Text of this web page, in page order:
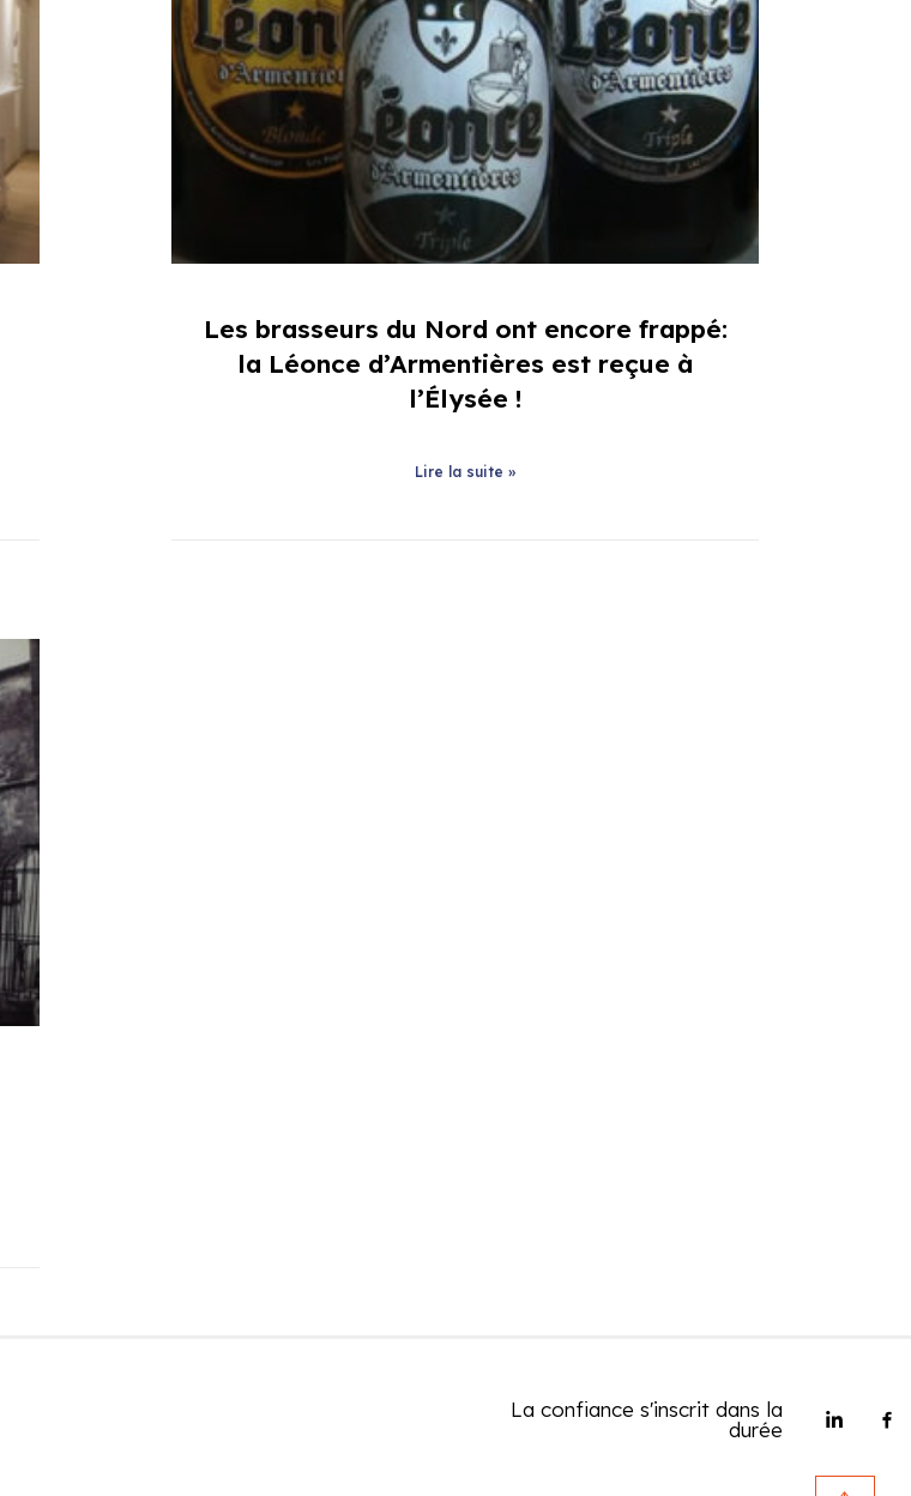
Les brasseurs du Nord ont encore frappé:
la Léonce d’Armentières est reçue à
l’Élysée !
Lire la suite »
La confiance s'inscrit dans la
durée